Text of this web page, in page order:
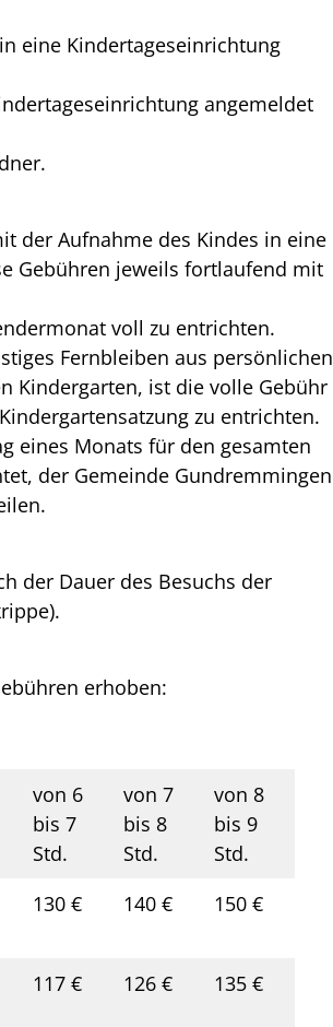
eine Kindertageseinrichtung
angemeldet
der Aufnahme des Kindes in eine
Gebühren jeweils fortlaufend mit
voll zu entrichten.
Fernbleiben aus persönlichen
Kindergarten, ist die volle Gebühr
zu entrichten.
eines Monats für den gesamten
der Gemeinde Gundremmingen
der Dauer des Besuchs der
erhoben:
von 6
bis 7
Std.
von 7
bis 8
Std.
von 8
bis 9
Std.
130 € 140 € 150 €
117 € 126 € 135 €